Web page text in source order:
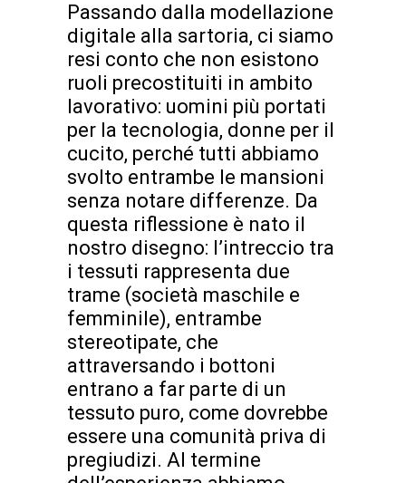
Passando dalla modellazione
digitale alla sartoria, ci siamo
resi conto che non esistono
ruoli precostituiti in ambito
lavorativo: uomini più portati
per la tecnologia, donne per il
cucito, perché tutti abbiamo
svolto entrambe le mansioni
senza notare differenze. Da
questa riflessione è nato il
nostro disegno: l’intreccio tra
i tessuti rappresenta due
trame (società maschile e
femminile), entrambe
stereotipate, che
attraversando i bottoni
entrano a far parte di un
tessuto puro, come dovrebbe
essere una comunità priva di
pregiudizi. Al termine